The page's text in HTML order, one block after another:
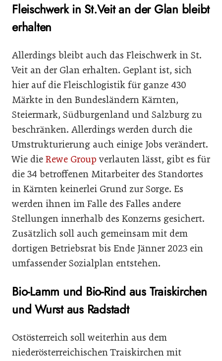
Fleischwerk in St.Veit an der Glan bleibt
erhalten
Allerdings bleibt auch das Fleischwerk in St.
Veit an der Glan erhalten. Geplant ist, sich
hier auf die Fleischlogistik für ganze 430
Märkte in den Bundesländern Kärnten,
Steiermark, Südburgenland und Salzburg zu
beschränken. Allerdings werden durch die
Umstrukturierung auch einige Jobs verändert.
Wie die Rewe Group verlauten lässt, gibt es für
die 34 betroffenen Mitarbeiter des Standortes
in Kärnten keinerlei Grund zur Sorge. Es
werden ihnen im Falle des Falles andere
Stellungen innerhalb des Konzerns gesichert.
Zusätzlich soll auch gemeinsam mit dem
dortigen Betriebsrat bis Ende Jänner 2023 ein
umfassender Sozialplan entstehen.
Bio-Lamm und Bio-Rind aus Traiskirchen
und Wurst aus Radstadt
Ostösterreich soll weiterhin aus dem
niederösterreichischen Traiskirchen mit